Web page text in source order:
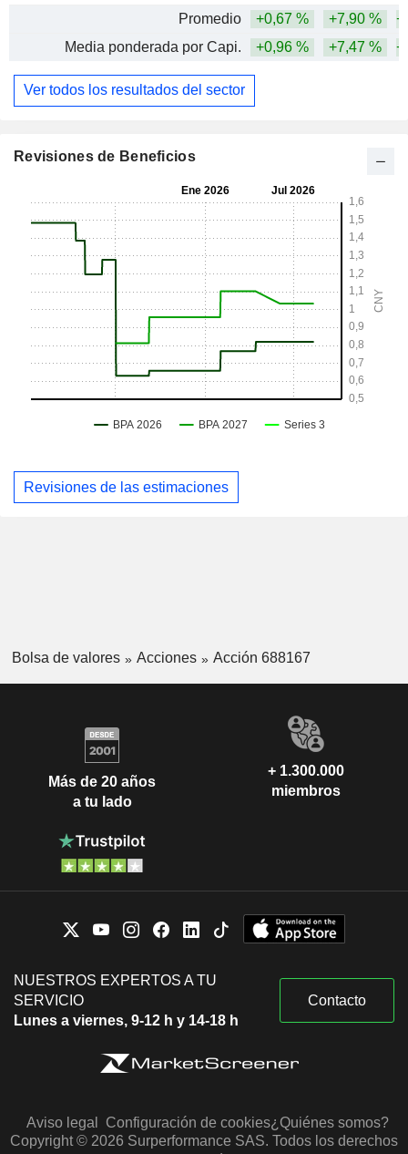
Promedio
+0,67 % +7,90 %
Media ponderada por Capi.
+0,96 % +7,47 %
Ver todos los resultados del sector
Revisiones de Beneficios
Revisiones de las estimaciones
Bolsa de valores Acciones Acción 688167
Más de 20 años
a tu lado
+ 1.300.000
miembros
NUESTROS EXPERTOS A TU
SERVICIO
Lunes a viernes, 9-12 h y 14-18 h
Contacto
Aviso legal Configuración de cookies¿Quiénes somos?
Copyright © 2026 Surperformance SAS. Todos los derechos